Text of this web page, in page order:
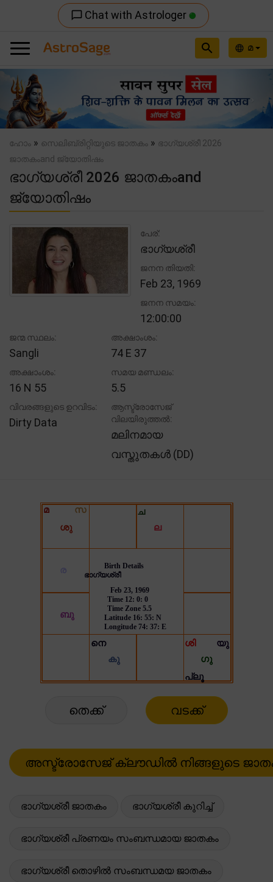
chat_bubble_outline Chat with Astrologer
language മ
search
Previous
ഹോം » സെലിബ്രിറ്റിയുടെ ജാതകം » ഭാഗ്യശ്രീ 2026
ജാതകംand ജ്യോതിഷം
ഭാഗ്യശ്രീ 2026 ജാതകംand
ജ്യോതിഷം
പേര്:
ഭാഗ്യശ്രീ
ജനന തിയതി:
Feb 23, 1969
ജനന സമയം:
12:00:00
ജന്മ സ്ഥലം:
Sangli
അക്ഷാംശം:
74 E 37
അക്ഷാംശം:
16 N 55
സമയ മണ്ഡലം:
5.5
വിവരങ്ങളുടെ ഉറവിടം:
Dirty Data
ആസ്ട്രോസേജ്
വിലയിരുത്തൽ:
മലിനമായ
വസ്തുതകൾ (DD)
തെക്ക് വടക്ക്
ഭാഗ്യശ്രീ ജാതകം ഭാഗ്യശ്രീ കുറിച്ച്
ഭാഗ്യശ്രീ പ്രണയം സംബന്ധമായ ജാതകം
ഭാഗ്യശ്രീ തൊഴിൽ സംബന്ധമയ ജാതകം